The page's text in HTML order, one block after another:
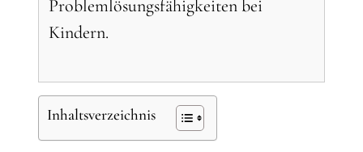
Problemlösungsfähigkeiten bei
Kindern.
Inhaltsverzeichnis